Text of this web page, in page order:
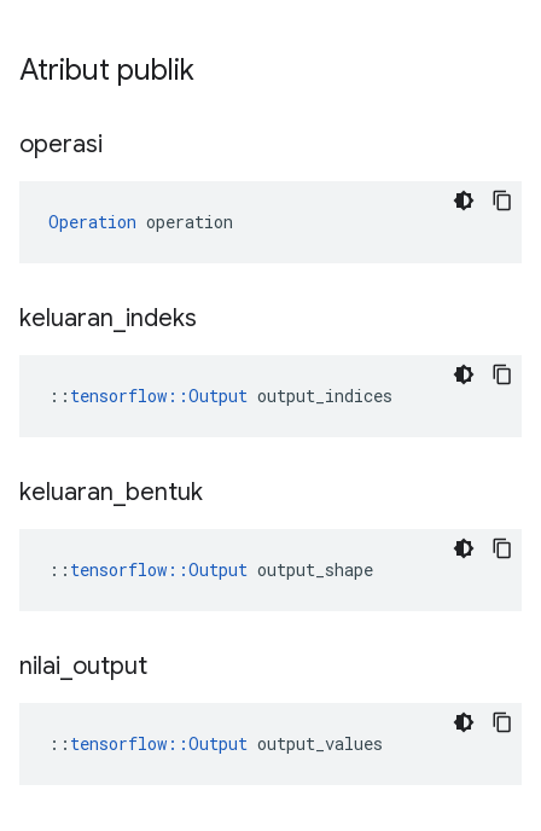
Atribut publik
operasi
Operation operation
keluaran indeks
:: tensorflow::Output output_indices
keluaran bentuk
:: tensorflow::Output output_shape
nilai output
:: tensorflow::Output output_values